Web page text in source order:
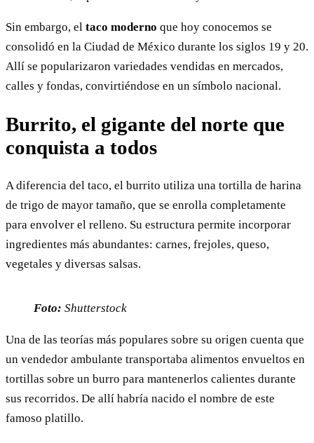
Sin embargo, el taco moderno que hoy conocemos se
consolidó en la Ciudad de México durante los siglos 19 y 20.
Allí se popularizaron variedades vendidas en mercados,
calles y fondas, convirtiéndose en un símbolo nacional.
Burrito, el gigante del norte que
conquista a todos
A diferencia del taco, el burrito utiliza una tortilla de harina
de trigo de mayor tamaño, que se enrolla completamente
para envolver el relleno. Su estructura permite incorporar
ingredientes más abundantes: carnes, frejoles, queso,
vegetales y diversas salsas.
Foto: Shutterstock
Una de las teorías más populares sobre su origen cuenta que
un vendedor ambulante transportaba alimentos envueltos en
tortillas sobre un burro para mantenerlos calientes durante
sus recorridos. De allí habría nacido el nombre de este
famoso platillo.